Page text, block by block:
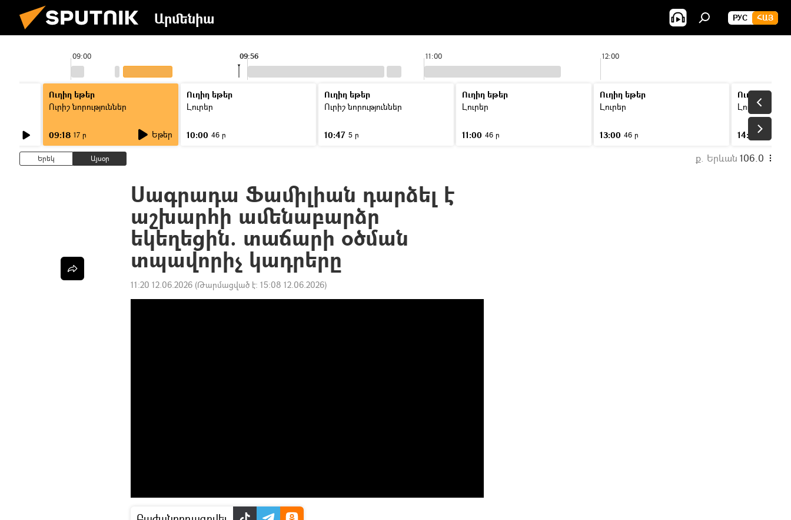
Արմենիա РУС ՀԱՅ
09:00 11:00 12:00
09:56
Ուղիղ եթեր
Ուրիշ նորություններ
09:18 17 ր Եթեր
Ուղիղ եթեր
Լուրեր
10:00 46 ր
Ուղիղ եթեր
Ուրիշ նորություններ
10:47 5 ր
Ուղիղ եթեր
Լուրեր
11:00 46 ր
Ուղիղ եթեր
Լուրեր
13:00 46 ր
Ուղիղ եթեր
Լուրեր
14:00
Երեկ Այսօր ք. Երևան 106.0
Սագրադա Ֆամիլիան դարձել է
աշխարհի ամենաբարձր
եկեղեցին. տաճարի օծման
տպավորիչ կադրերը
11:20 12.06.2026 (Թարմացված է: 15:08 12.06.2026)